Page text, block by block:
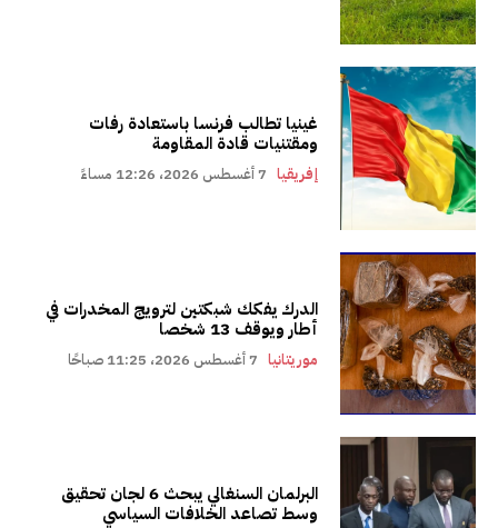
غينيا تطالب فرنسا باستعادة رفات
ومقتنيات قادة المقاومة
إفريقيا 7 أغسطس 2026، 12:26 مساءً
الدرك يفكك شبكتين لترويج المخدرات في
أطار ويوقف 13 شخصا
موريتانيا 7 أغسطس 2026، 11:25 صباحًا
البرلمان السنغالي يبحث 6 لجان تحقيق
وسط تصاعد الخلافات السياسي